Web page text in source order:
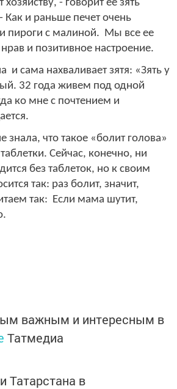
хозяйству, - говорит ее зять
Как и раньше печет очень
пироги с малиной. Мы все ее
и позитивное настроение.
сама нахваливает зятя: «Зять у
32 года живем под одной
ко мне с почтением и
что такое «болит голова»
Сейчас, конечно, ни
без таблеток, но к своим
так: раз болит, значит,
так: Если мама шутит,
важным и интересным в
Татмедиа
Татарстана в